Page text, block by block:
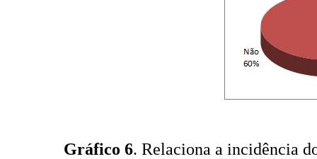
Gráfico 6. Relaciona a incidência